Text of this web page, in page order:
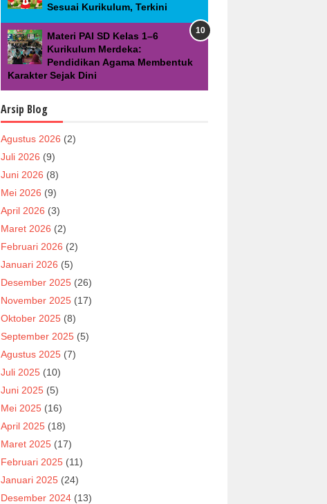
Sesuai Kurikulum, Terkini
Materi PAI SD Kelas 1–6
Kurikulum Merdeka:
Pendidikan Agama Membentuk
Karakter Sejak Dini
Arsip Blog
Agustus 2026 (2)
Juli 2026 (9)
Juni 2026 (8)
Mei 2026 (9)
April 2026 (3)
Maret 2026 (2)
Februari 2026 (2)
Januari 2026 (5)
Desember 2025 (26)
November 2025 (17)
Oktober 2025 (8)
September 2025 (5)
Agustus 2025 (7)
Juli 2025 (10)
Juni 2025 (5)
Mei 2025 (16)
April 2025 (18)
Maret 2025 (17)
Februari 2025 (11)
Januari 2025 (24)
Desember 2024 (13)